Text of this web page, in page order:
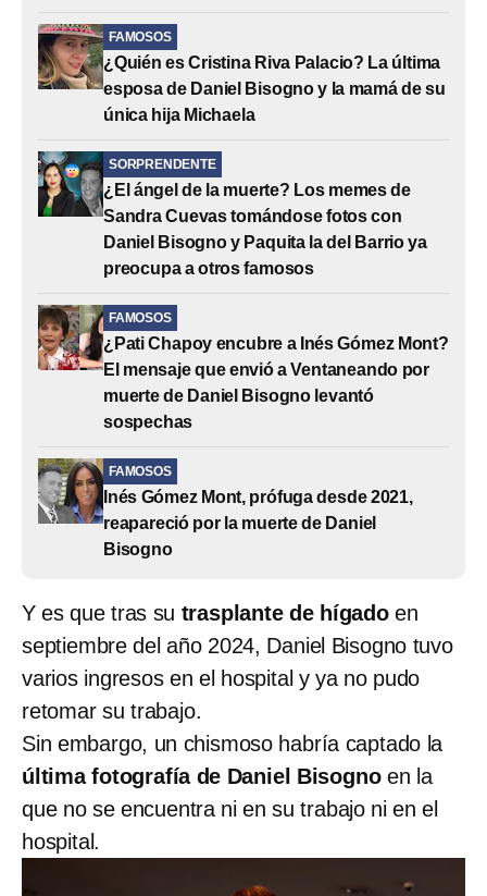
FAMOSOS
¿Quién es Cristina Riva Palacio? La última
esposa de Daniel Bisogno y la mamá de su
única hija Michaela
SORPRENDENTE
¿El ángel de la muerte? Los memes de
Sandra Cuevas tomándose fotos con
Daniel Bisogno y Paquita la del Barrio ya
preocupa a otros famosos
FAMOSOS
¿Pati Chapoy encubre a Inés Gómez Mont?
El mensaje que envió a Ventaneando por
muerte de Daniel Bisogno levantó
sospechas
FAMOSOS
Inés Gómez Mont, prófuga desde 2021,
reapareció por la muerte de Daniel
Bisogno
Y es que tras su trasplante de hígadoen
septiembre del año 2024, Daniel Bisogno tuvo
varios ingresos en el hospital y ya no pudo
retomar su trabajo.
Sin embargo, un chismoso habría captado la
última fotografía de Daniel Bisognoen la
que no se encuentra ni en su trabajo ni en el
hospital.